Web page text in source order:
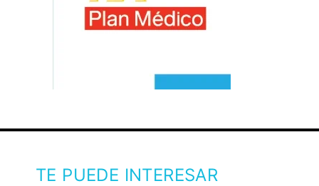
TE PUEDE INTERESAR